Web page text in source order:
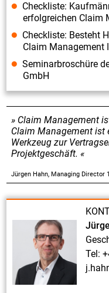
Tel:
Claim Management
Claim Management ist
Werkzeug zur
Projektgeschäft.
Jürgen Hahn, Managing Director
Checkliste:
erfolgreichen Claim
Checkliste: Besteht
Claim Management
Seminarbroschüre
GmbH